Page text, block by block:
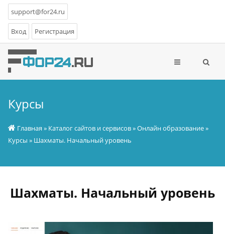
support@for24.ru
Вход Регистрация
Курсы
Главная » Каталог сайтов и сервисов»Онлайн образование»
Курсы » Шахматы. Начальный уровень
Шахматы. Начальный уровень